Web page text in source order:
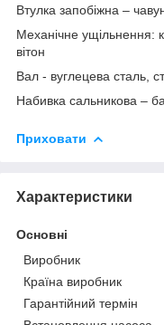
Втулка запобіжна –
Механічне ущільнення:
вітон
Вал - вуглецева сталь,
Набивка сальникова –
Приховати
Характеристики
Основні
Виробник
Країна виробник
Гарантійний термін